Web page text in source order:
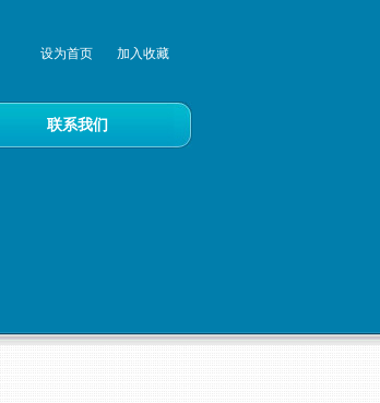
设为首页 加入收藏
联系我们